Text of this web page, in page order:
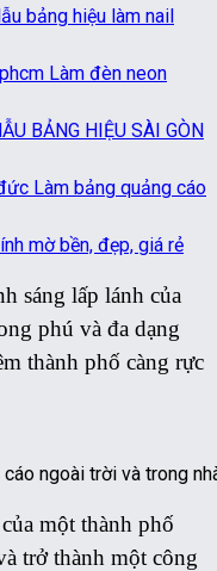
bảng hiệu làm nail
Làm đèn neon
BẢNG HIỆU SÀI GÒN
Làm bảng quảng cáo
mờ bền, đẹp, giá rẻ
sáng lấp lánh của
phú và đa dạng
thành phố càng rực
ngoài trời và trong
một thành phố
trở thành một công